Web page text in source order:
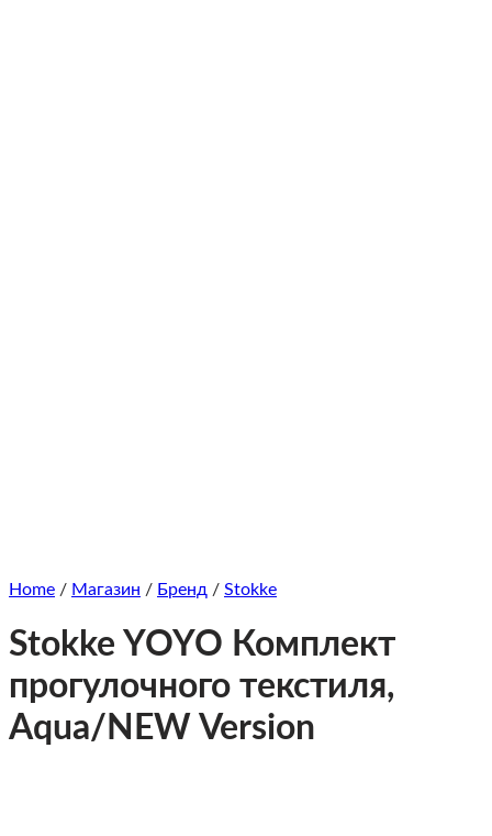
Home / Магазин / Бренд / Stokke
Stokke YOYO Комплект
прогулочного текстиля,
Aqua/NEW Version